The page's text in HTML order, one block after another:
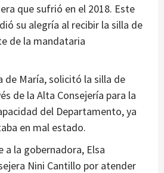
que sufrió en el 2018. Este
su alegría al recibir la silla de
de la mandataria
de María, solicitó la silla de
de la Alta Consejería para la
del Departamento, ya
en mal estado.
a la gobernadora, Elsa
Nini Cantillo por atender